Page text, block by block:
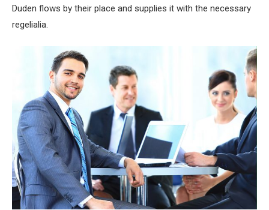
Duden flows by their place and supplies it with the necessary
regelialia.